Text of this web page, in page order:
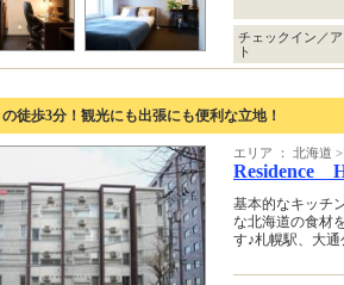
チェックイン／
ト
徒歩3分！観光にも出張にも便利な立地！
エリア ： 北海道
Residence
基本的なキッチ
な北海道の食材
す♪札幌駅、大